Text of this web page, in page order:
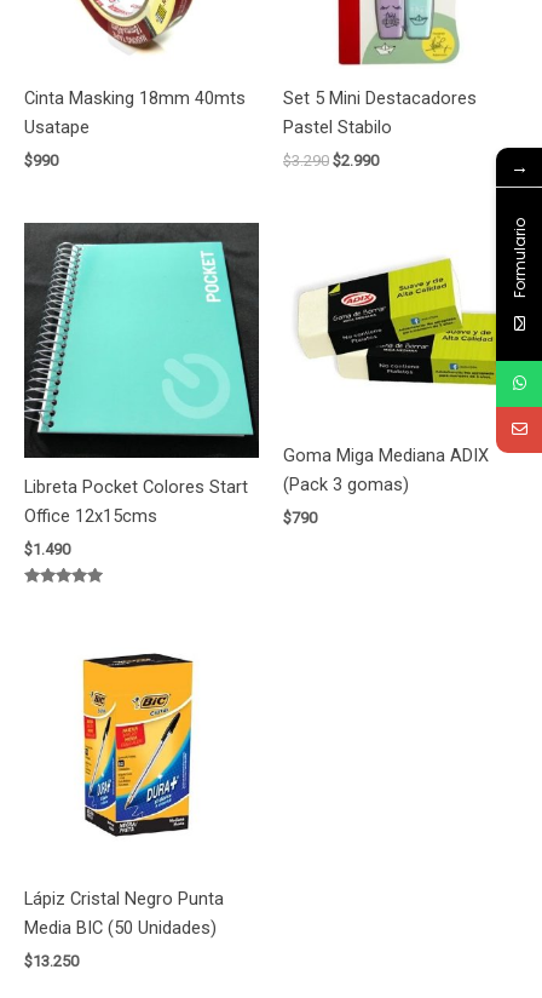
Cinta Masking 18mm 40mts
Usatape
$990
Set 5 Mini Destacadores
Pastel Stabilo
$3.290 $2.990
Libreta Pocket Colores Start
Office 12x15cms
$1.490
Goma Miga Mediana ADIX
(Pack 3 gomas)
$790
Lápiz Cristal Negro Punta
Media BIC (50 Unidades)
$13.250
→
Formulario